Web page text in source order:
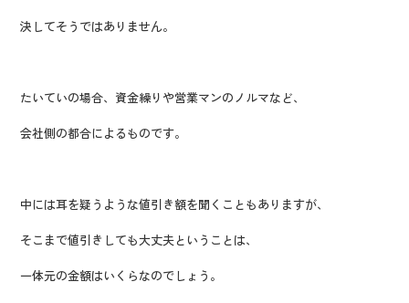
決してそうではありません。
たいていの場合、資金繰りや営業マンのノルマなど、
会社側の都合によるものです。
中には耳を疑うような値引き額を聞くこともありますが、
そこまで値引きしても大丈夫ということは、
一体元の金額はいくらなのでしょう。